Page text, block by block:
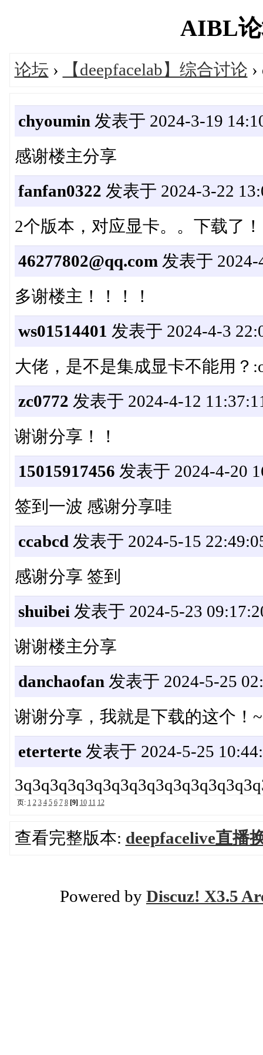
AIBL
论坛 › 【deepfacelab】综合讨论
chyoumin 发表于 2024-3-19
感谢楼主分享
fanfan0322 发表于 2024-3-22
2个版本，对应显卡。。下载了！
46277802@qq.com 发表于 2024-
多谢楼主！！！！
ws01514401 发表于 2024-4-3
大佬，是不是集成显卡不能用？
zc0772 发表于 2024-4-12
谢谢分享！！
15015917456 发表于 2024-4-20
签到一波 感谢分享哇
ccabcd 发表于 2024-5-15
感谢分享 签到
shuibei 发表于 2024-5-23
谢谢楼主分享
danchaofan 发表于 2024-5-25
谢谢分享，我就是下载的这个！
eterterte发表于 2024-5-25
页: 1 2 3 4 5 6 7 8 [9] 10 11 12
查看完整版本: deepfacelive直播
Powered by Discuz! X3.5